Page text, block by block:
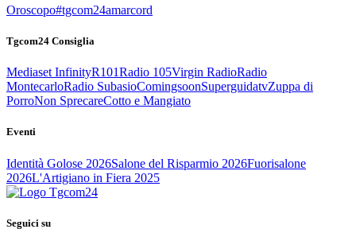
Oroscopo#tgcom24amarcord
Tgcom24 Consiglia
Mediaset InfinityR101Radio 105Virgin RadioRadio
MontecarloRadio SubasioComingsoonSuperguidatvZuppa di
PorroNon SprecareCotto e Mangiato
Eventi
Identità Golose 2026Salone del Risparmio 2026Fuorisalone
2026L'Artigiano in Fiera 2025
Seguici su